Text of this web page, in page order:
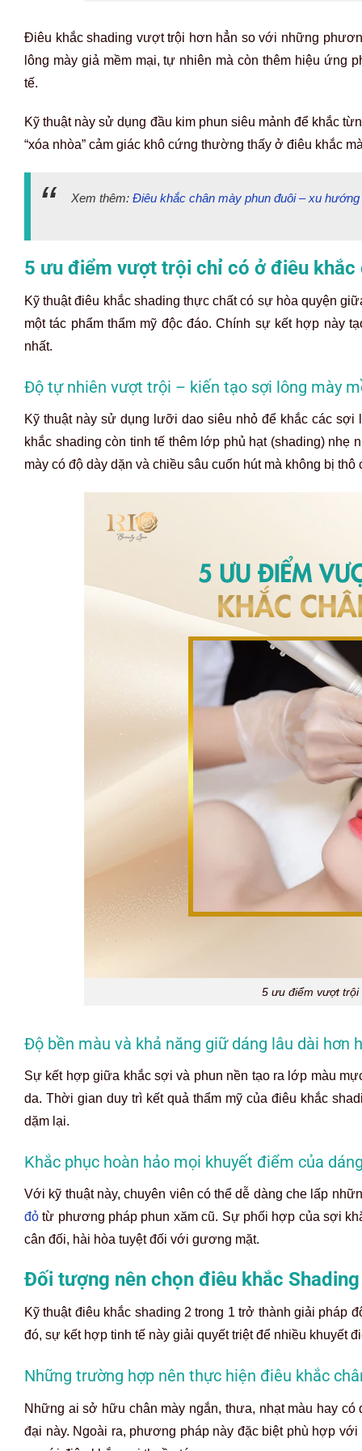
Điêu khắc shading vượt trội hơn hẳn so với những
lông mày giả mềm mại, tự nhiên mà còn thêm hiệu ứng
tế.
Kỹ thuật này sử dụng đầu kim phun siêu mảnh để khắc
“xóa nhòa” cảm giác khô cứng thường thấy ở điêu khắc
Xem thêm: Điêu khắc chân mày phun đuôi – xu
5 ưu điểm vượt trội chỉ có ở điêu khắc
Kỹ thuật điêu khắc shading thực chất có sự hòa quyện
một tác phẩm thẩm mỹ độc đáo. Chính sự kết hợp này
nhất.
Độ tự nhiên vượt trội – kiến tạo sợi lông mày
Kỹ thuật này sử dụng lưỡi dao siêu nhỏ để khắc các
khắc shading còn tinh tế thêm lớp phủ hạt (shading) nhẹ
mày có độ dày dặn và chiều sâu cuốn hút mà không bị thô
5 ưu điểm vượt trội
Độ bền màu và khả năng giữ dáng lâu dài hơn
Sự kết hợp giữa khắc sợi và phun nền tạo ra lớp màu
da. Thời gian duy trì kết quả thẩm mỹ của điêu khắc
dặm lại.
Khắc phục hoàn hảo mọi khuyết điểm của
Với kỹ thuật này, chuyên viên có thể dễ dàng che lấp
đỏtừ phương pháp phun xăm cũ. Sự phối hợp của sợi
cân đối, hài hòa tuyệt đối với gương mặt.
Đối tượng nên chọn điêu khắc
Kỹ thuật điêu khắc shading 2 trong 1 trở thành giải pháp
đó, sự kết hợp tinh tế này giải quyết triệt để nhiều khuyết
Những trường hợp nên thực hiện điêu khắc
Những ai sở hữu chân mày ngắn, thưa, nhạt màu hay
đại này. Ngoài ra, phương pháp này đặc biệt phù hợp